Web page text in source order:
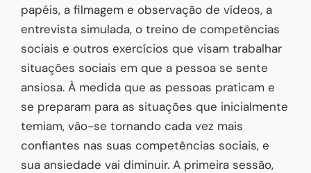
papéis, a filmagem e observação de vídeos, a
entrevista simulada, o treino de competências
sociais e outros exercícios que visam trabalhar
situações sociais em que a pessoa se sente
ansiosa. À medida que as pessoas praticam e
se preparam para as situações que inicialmente
temiam, vão-se tornando cada vez mais
confiantes nas suas competências sociais, e
sua ansiedade vai diminuir. A primeira sessão,